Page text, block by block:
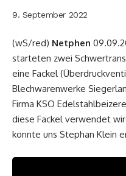
9. September 2022
(wS/red) Netphen
starteten zwei
eine Fackel
Blechwarenwerke
Firma KSO
diese Fackel verwendet
konnte uns Stephan Klein